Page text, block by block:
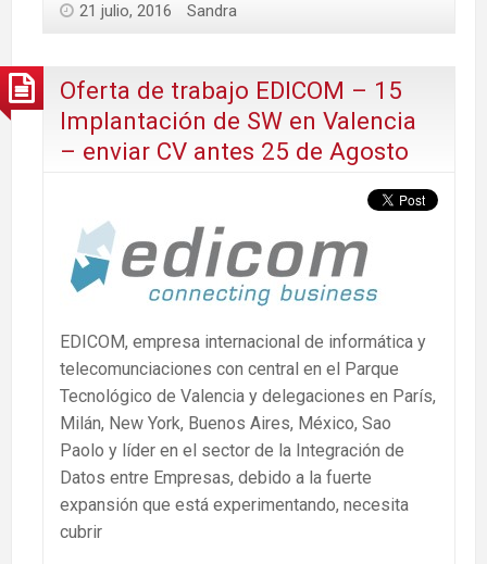
21 julio, 2016 Sandra
Oferta de trabajo EDICOM – 15
Implantación de SW en Valencia
– enviar CV antes 25 de Agosto
EDICOM, empresa internacional de informática y
telecomunciaciones con central en el Parque
Tecnológico de Valencia y delegaciones en París,
Milán, New York, Buenos Aires, México, Sao
Paolo y líder en el sector de la Integración de
Datos entre Empresas, debido a la fuerte
expansión que está experimentando, necesita
cubrir